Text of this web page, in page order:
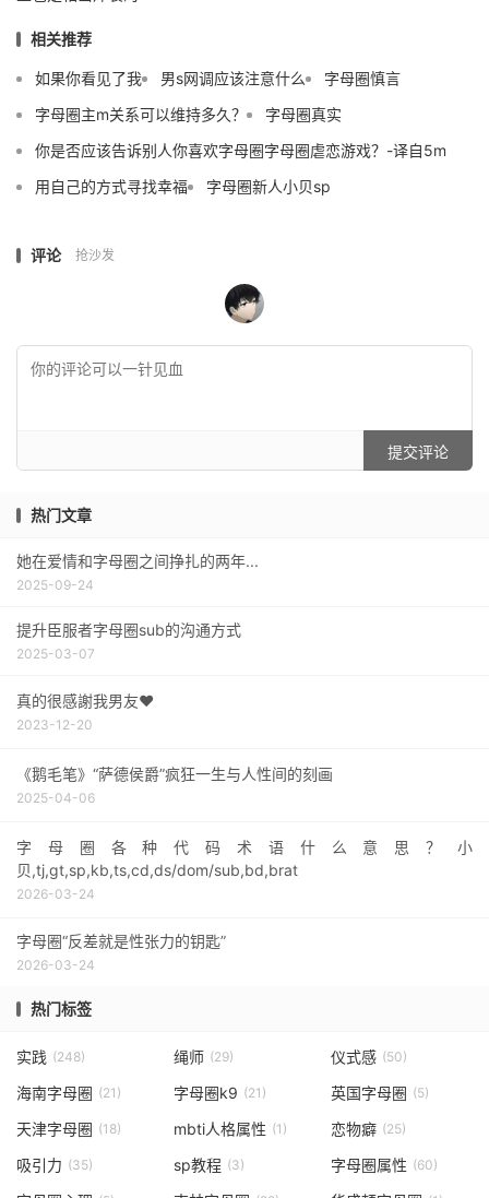
相关推荐
如果你看见了我 男s网调应该注意什么
字母圈慎言
字母圈主m关系可以维持多久？
字母圈真实
你是否应该告诉别人你喜欢字母圈字母圈虐恋游戏？-译自5m
用自己的方式寻找幸福
字母圈新人小贝sp
评论 抢沙发
提交评论
热门文章
她在爱情和字母圈之间挣扎的两年...
2025-09-24
提升臣服者字母圈sub的沟通方式
2025-03-07
真的很感謝我男友❤️
2023-12-20
《鹅毛笔》“萨德侯爵”疯狂一生与人性间的刻画
2025-04-06
字母圈各种代码术语什么意思？小
贝,tj,gt,sp,kb,ts,cd,ds/dom/sub,bd,brat
2026-03-24
字母圈“反差就是性张力的钥匙”
2026-03-24
热门标签
实践 (248) 绳师 (29) 仪式感 (50)
海南字母圈 (21) 字母圈k9 (21) 英国字母圈 (5)
天津字母圈 (18) mbti人格属性 (1) 恋物癖 (25)
吸引力 (35) sp教程 (3) 字母圈属性 (60)